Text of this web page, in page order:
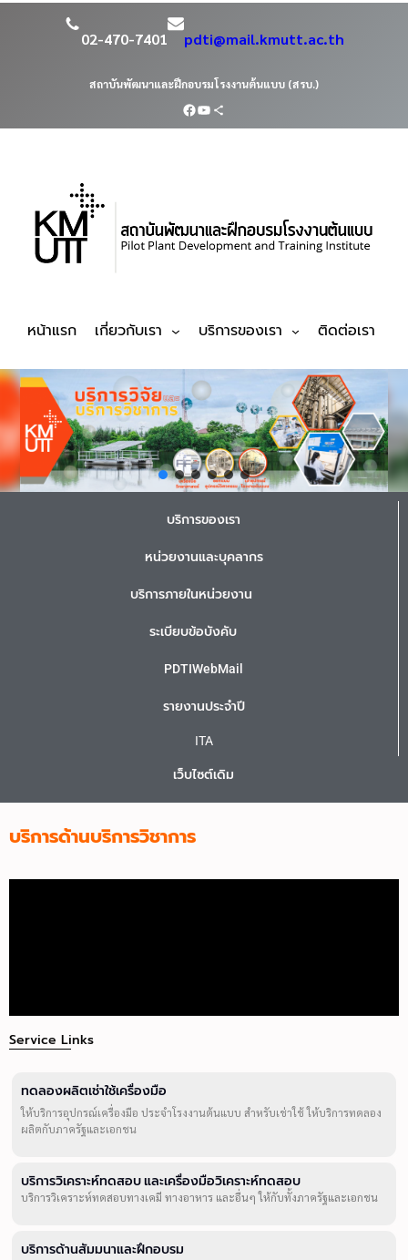
02-470-7401 pdti@mail.kmutt.ac.th
สถาบันพัฒนาและฝึกอบรมโรงงานต้นแบบ (สรบ.)
หน้าแรก เกี่ยวกับเรา บริการของเรา ติดต่อเรา
บริการของเรา
หน่วยงานและบุคลากร
บริการภายในหน่วยงาน
ระเบียบข้อบังคับ
PDTIWebMail
รายงานประจำปี
ITA
เว็บไซต์เดิม
บริการด้านบริการวิชาการ
Service Links
ทดลองผลิตเช่าใช้เครื่องมือ
ให้บริการอุปกรณ์เครื่องมือ ประจำโรงงานต้นแบบ สำหรับเช่าใช้ ให้บริการทดลอง
ผลิตกับภาครัฐและเอกชน
บริการวิเคราะห์ทดสอบ และเครื่องมือวิเคราะห์ทดสอบ
บริการวิเคราะห์ทดสอบทางเคมี ทางอาหาร และอื่นๆ ให้กับทั้งภาครัฐและเอกชน
บริการด้านสัมมนาและฝึกอบรม